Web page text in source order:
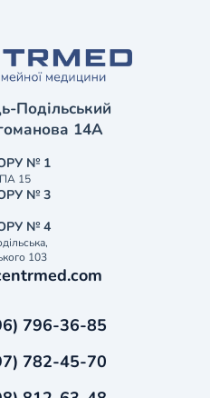
Подільський
14А
№ 1
15
№ 3
№ 4
103
796-36-85
782-45-70